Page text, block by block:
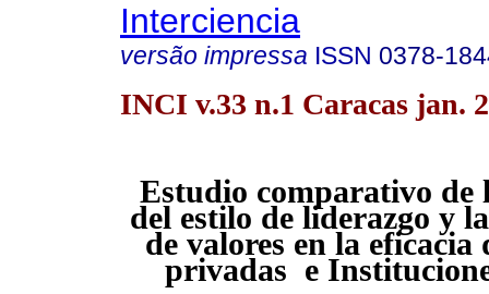
Interciencia
versão impressa ISSN 0378-
INCI v.33 n.1 Caracas jan.
Estudio comparativo de
del estilo de liderazgo y
de valores en la eficacia
privadas e